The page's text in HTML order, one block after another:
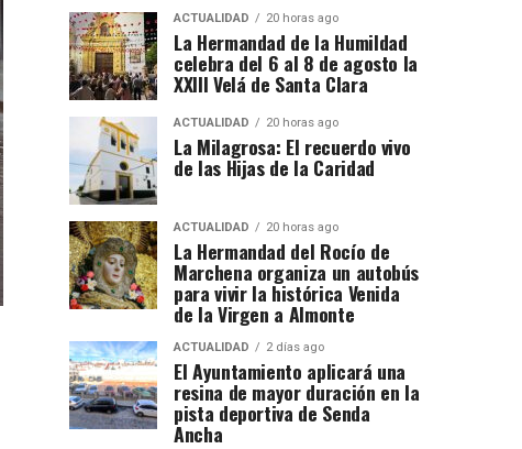
ACTUALIDAD 20 horas ago
La Hermandad de la Humildad
celebra del 6 al 8 de agosto la
XXIII Velá de Santa Clara
ACTUALIDAD 20 horas ago
La Milagrosa: El recuerdo vivo
de las Hijas de la Caridad
ACTUALIDAD 20 horas ago
La Hermandad del Rocío de
Marchena organiza un autobús
para vivir la histórica Venida
de la Virgen a Almonte
ACTUALIDAD 2 días ago
El Ayuntamiento aplicará una
resina de mayor duración en la
pista deportiva de Senda
Ancha